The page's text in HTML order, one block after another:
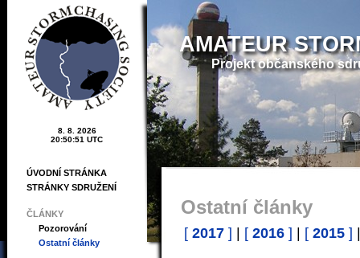
8. 8. 2026
20:50:52 UTC
ÚVODNÍ STRÁNKA
STRÁNKY SDRUŽENÍ
ČLÁNKY
Pozorování
Ostatní články
AMATEUR
Projekt občanského
Ostatní články
[2017 ] [2016 ] [2015 ]